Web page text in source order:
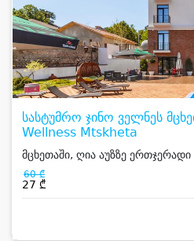
სასტუმრო ჯინო ველნეს
Wellness Mtskheta
მცხეთაში, ღია აუზზე
60 ₾
27 ₾